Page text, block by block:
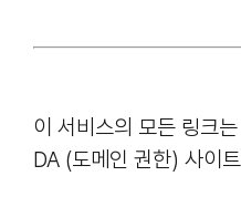
이 서비스의 모든 링크
DA (도메인 권한) 사이